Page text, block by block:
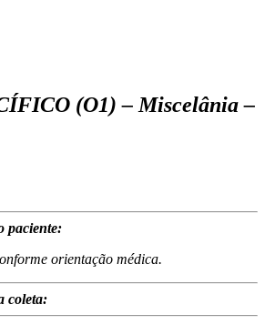
(O1) – Miscelânia –
paciente:
orientação médica.
coleta: